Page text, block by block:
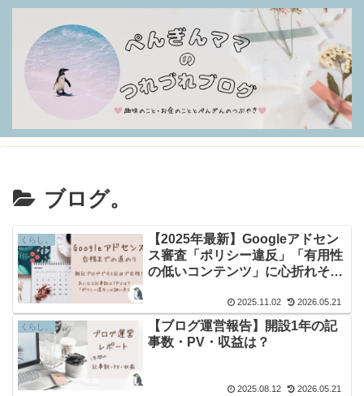
ブログ。
くらし。
【2025年最新】Googleアドセン
ス審査「ポリシー違反」「有用性
の低いコンテンツ」に心折れそう
2025.11.02 2026.05.21
くらし。
【ブログ運営報告】開設1年の記
事数・PV・収益は？
2025.08.12 2026.05.21